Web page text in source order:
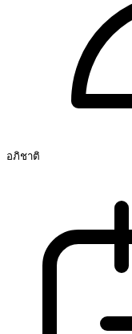
อภิชาติ